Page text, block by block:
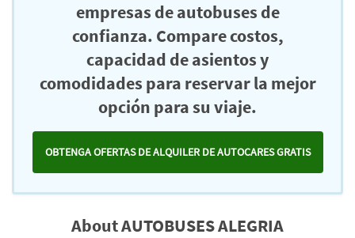
empresas de autobuses de
confianza. Compare costos,
capacidad de asientos y
comodidades para reservar la mejor
opción para su viaje.
OBTENGA OFERTAS DE ALQUILER DE AUTOCARES GRATIS
About AUTOBUSES ALEGRIA